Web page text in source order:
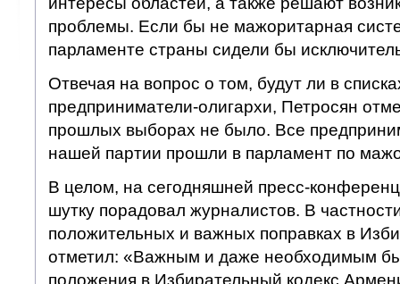
проблемы. Если бы не мажоритарная
парламенте страны сидели бы
Отвечая на вопрос о том, будут ли в
предприниматели-олигархи, Петросян
прошлых выборах не было. Все
нашей партии прошли в парламент по
В целом, на сегодняшней пресс-
шутку порадовал журналистов. В
положительных и важных поправках в
отметил: «Важным и даже необходимым
положения в Избирательный кодекс